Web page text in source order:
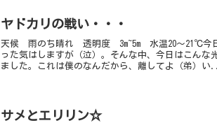
ヤドカリの戦い・・・
天候 雨のち晴れ 透明度 3m~5m 水温20～21℃今
った気はしますが（泣）。そんな中、今日はこん
ました。これは僕のなんだから、離してよ（弟）い
サメとエリリン☆